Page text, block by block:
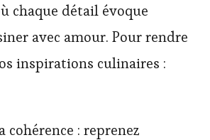
chaque détail évoque
avec amour. Pour rendre
inspirations culinaires :
cohérence : reprenez